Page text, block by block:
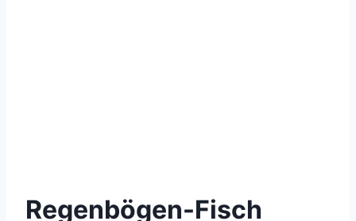
Regenbögen-Fisch